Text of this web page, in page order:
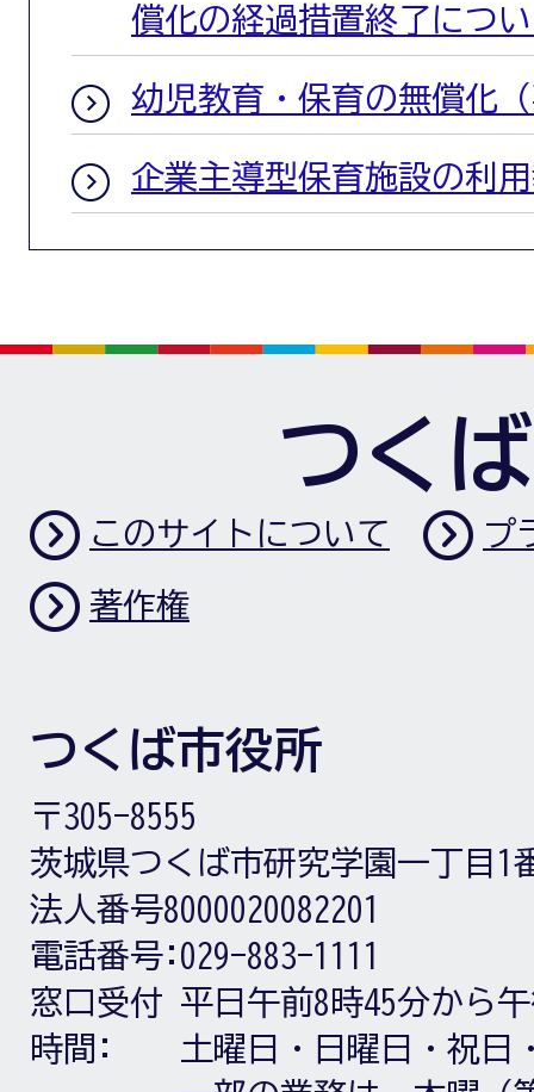
償化の経過措置終了につ
幼児教育・保育の無償化
企業主導型保育施設の利
つく
このサイトについて プ
著作権
つくば市役所
〒305-8555
茨城県つくば市研究学園一丁目1
法人番号8000020082201
電話番号: 029-883-1111
窓口受付
時間:
平日午前8時45分から
土曜日・日曜日・祝日